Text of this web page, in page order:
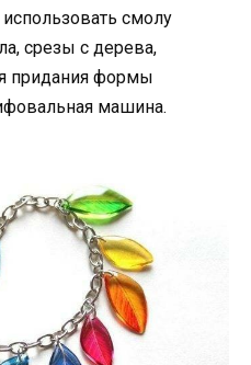
смолу
срезы с дерева,
придания формы
машина.